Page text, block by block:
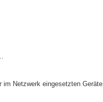
im Netzwerk eingesetzten Geräte